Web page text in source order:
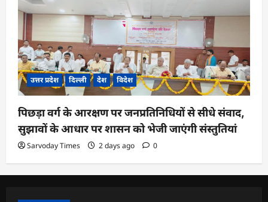
उत्तर प्रदेश दिल्ली देश विदेश
पिछड़ा वर्ग के आरक्षण पर जनप्रतिनिधियों से सीधे संवाद,
सुझावों के आधार पर शासन को भेजी जाएंगी संस्तुतियां
Sarvoday Times 2 days ago 0